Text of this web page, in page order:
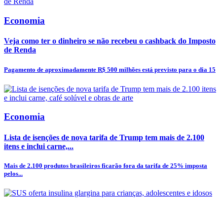
Economia
Veja como ter o dinheiro se não recebeu o cashback do Imposto
de Renda
Pagamento de aproximadamente R$ 500 milhões está previsto para o dia 15
Economia
Lista de isenções de nova tarifa de Trump tem mais de 2.100
itens e inclui carne,...
Mais de 2.100 produtos brasileiros ficarão fora da tarifa de 25% imposta
pelos...